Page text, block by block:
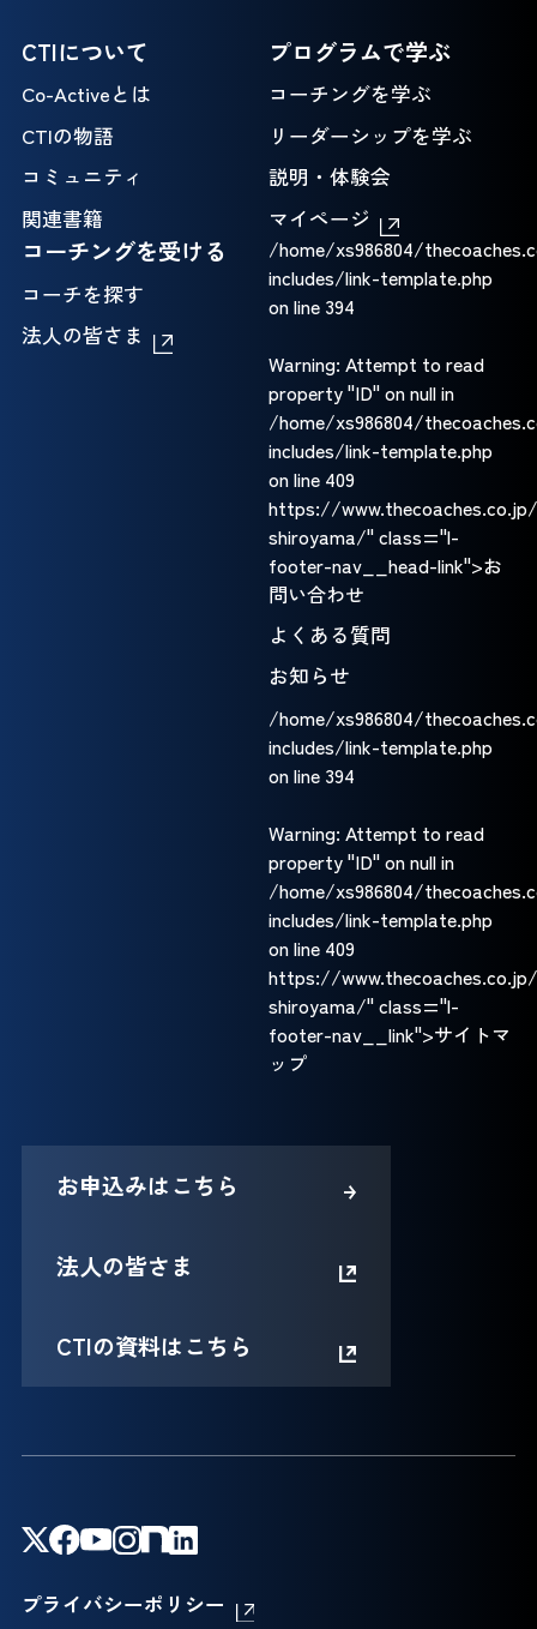
CTIについて
Co-Activeとは
CTIの物語
コミュニティ
関連書籍
プログラムで学ぶ
コーチングを学ぶ
リーダーシップを学ぶ
説明・体験会
マイページ
コーチングを受ける
コーチを探す
法人の皆さま
/home/xs986804/
includes/link-template.php
on line 394
Warning: Attempt to read
property "ID" on null in
/home/xs986804/
includes/link-template.php
on line 409
https://
shiroyama/" class="l-
footer-nav__head-link">お
問い合わせ
よくある質問
お知らせ
/home/xs986804/
includes/link-template.php
on line 394
Warning: Attempt to read
property "ID" on null in
/home/xs986804/
includes/link-template.php
on line 409
https://
shiroyama/" class="l-
footer-nav__link">サイトマ
ップ
お申込みはこちら
法人の皆さま
CTIの資料はこちら
プライバシーポリシー